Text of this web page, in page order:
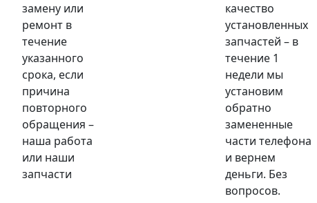
замену или
ремонт в
течение
указанного
срока, если
причина
повторного
обращения –
наша работа
или наши
запчасти
качество
установленных
запчастей – в
течение 1
недели мы
установим
обратно
замененные
части телефона
и вернем
деньги. Без
вопросов.